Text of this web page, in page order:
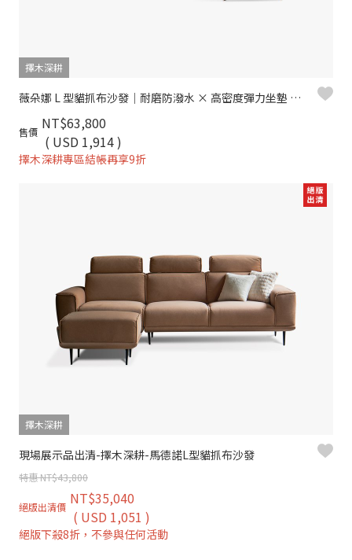
擇木深耕
薇朵娜 L 型貓抓布沙發｜耐磨防潑水 × 高密度彈力坐墊 × 十年骨架保固 – 擇木深耕系列
售價 NT$63,800
( USD 1,914 )
擇木深耕專區結帳再享9折
擇木深耕
現場展示品出清-擇木深耕-馬德諾L型貓抓布沙發
特惠 NT$43,800
絕版出清價 NT$35,040
( USD 1,051 )
絕版下殺8折，不參與任何活動